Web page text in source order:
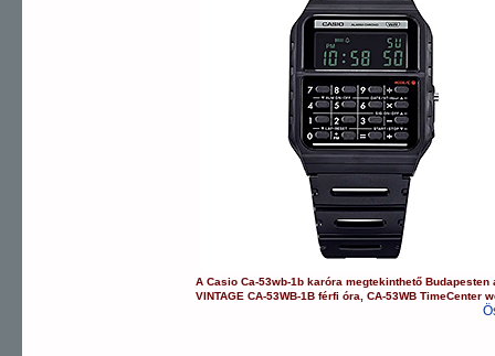
ACasio Ca-53wb-1b karóra megtekinthető Budapesten
VINTAGE CA-53WB-1B férfi óra ,CA-53WB TimeCenter